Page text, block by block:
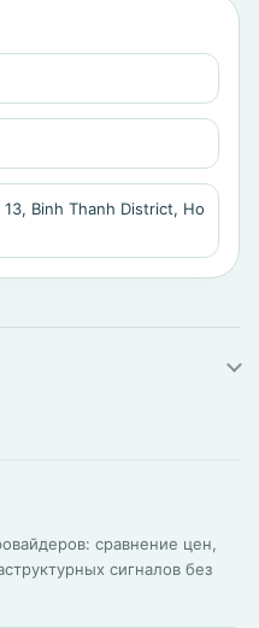
Binh Thanh District, Ho
сравнение цен,
сигналов без